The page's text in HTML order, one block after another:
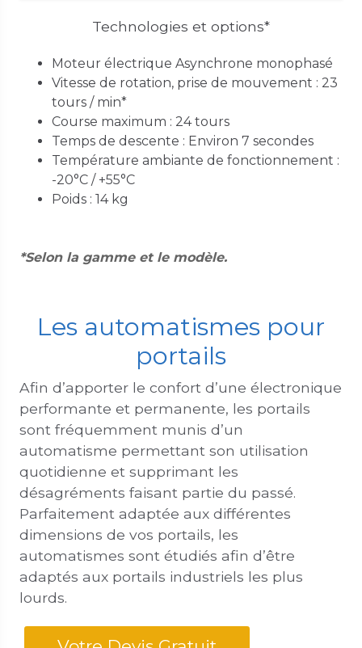
Technologies et options*
Moteur électrique Asynchrone monophasé
Vitesse de rotation, prise de mouvement : 23
tours / min*
Course maximum : 24 tours
Temps de descente : Environ 7 secondes
Température ambiante de fonctionnement :
-20°C / +55°C
Poids : 14 kg
*Selon la gamme et le modèle.
Les automatismes pour
portails
Afin d’apporter le confort d’une électronique
performante et permanente, les portails
sont fréquemment munis d’un
automatisme permettant son utilisation
quotidienne et supprimant les
désagréments faisant partie du passé.
Parfaitement adaptée aux différentes
dimensions de vos portails, les
automatismes sont étudiés afin d’être
adaptés aux portails industriels les plus
lourds.